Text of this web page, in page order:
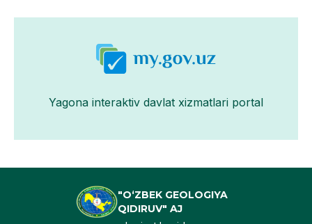
Yagona interaktiv davlat xizmatlari portal
"O‘ZBEK GEOLOGIYA
QIDIRUV" AJ